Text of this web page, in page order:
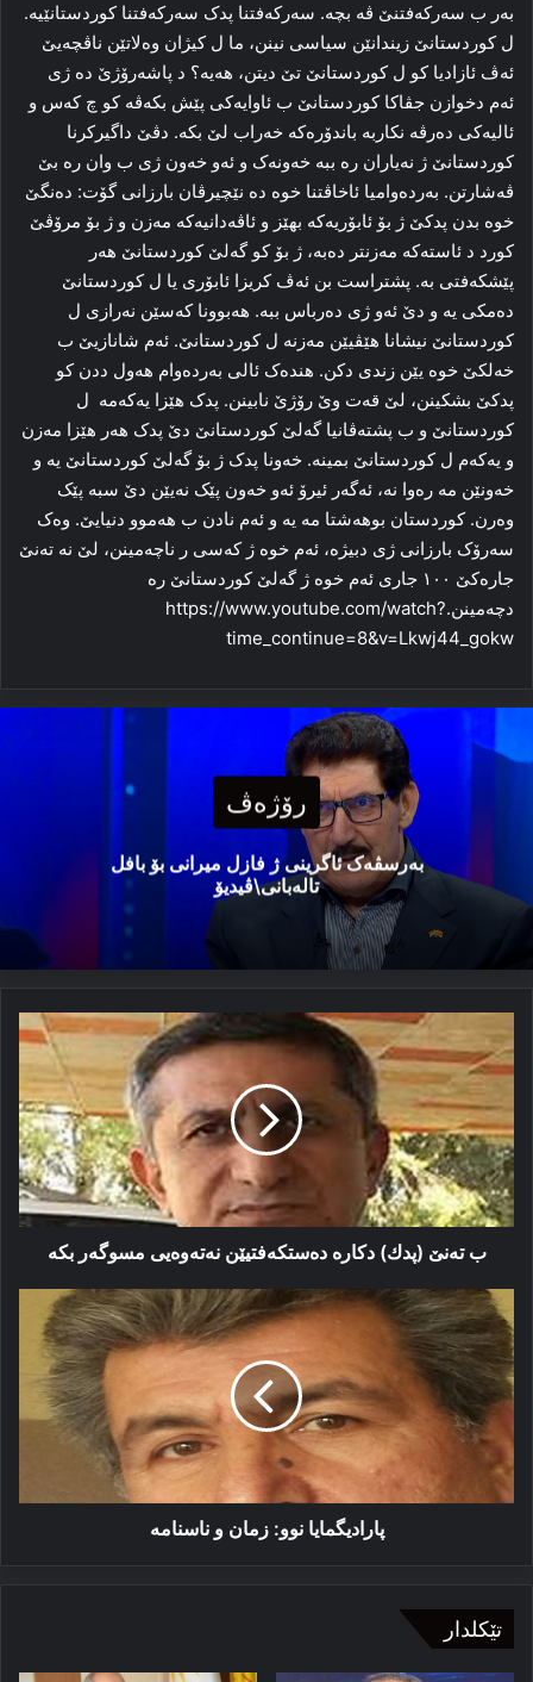
به‌ر ب سه‌رکه‌فتنێ ڤه‌ بچه‌. سه‌رکه‌فتنا پدک سه‌رکه‌فتنا کوردستانێیه‌.
ل کوردستانێ زیندانێن سیاسی نینن، ما ل کیژان وه‌لاتێن ناڤچه‌یێ
ئه‌ڤ ئازادیا کو ل کوردستانێ تێ دیتن، هه‌یه‌؟ د پاشه‌رۆژێ ده‌ ژی
ئه‌م دخوازن جڤاکا کوردستانێ ب ئاوایه‌کی پێش بکه‌ڤه‌ کو چ که‌س و
ئالیه‌کی ده‌رڤه‌ نکاربه‌ باندۆره‌که‌ خه‌راب لێ بکه‌. دڤێ داگیرکرنا
کوردستانێ ژ نه‌یاران رە ببه‌ خه‌ونه‌ک و ئه‌و خه‌ون ژی ب وان رە بێ
ڤه‌شارتن. به‌رده‌وامیا ئاخاڤتنا خوه‌ ده‌ نێچیرڤان بارزانی گۆت: ده‌نگێ
خوه‌ بدن پدکێ ژ بۆ ئابۆریه‌که‌ بهێز و ئاڤه‌دانیه‌که‌ مه‌زن و ژ بۆ مرۆڤێ
کورد د ئاسته‌که‌ مه‌زنتر ده‌به‌، ژ بۆ کو گه‌لێ کوردستانێ هه‌ر
پێشکه‌فتی به‌. پشتراست بن ئه‌ڤ کریزا ئابۆری یا ل کوردستانێ
ده‌مکی یه‌ و دێ ئه‌و ژی ده‌رباس ببه‌. هه‌بوونا که‌سێن نه‌رازی ل
کوردستانێ نیشانا هێڤیێن مه‌زنه‌ ل کوردستانێ. ئه‌م شانازیێ ب
خه‌لکێ خوه‌ یێن زندی دکن. هنده‌ک ئالی به‌رده‌وام هه‌ول ددن کو
پدکێ بشکینن، لێ قه‌ت وێ رۆژێ نابینن. پدک هێزا یه‌که‌مە ‌ ل
کوردستانێ و ب پشته‌ڤانیا گه‌لێ کوردستانێ دێ پدک هه‌ر هێزا مه‌زن
و یه‌کەم ل کوردستانێ بمینه‌. خه‌ونا پدک ژ بۆ گه‌لێ کوردستانێ یه‌ و
خه‌ونێن مه‌ رەوا نه‌، ئه‌گه‌ر ئیرۆ ئه‌و خه‌ون پێک نه‌یێن دێ سبه‌ پێک
وه‌رن. کوردستان بوهه‌شتا مه‌ یه‌ و ئه‌م نادن ب هه‌موو دنیایێ. وه‌ک
سه‌رۆک بارزانی ژی دبیژه‌، ئه‌م خوه‌ ژ که‌سی ر ناچه‌مینن، لێ نه‌ ته‌نێ
جاره‌کێ ١٠٠ جاری ئه‌م خوه‌ ژ گه‌لێ کوردستانێ رە
دچەمینن.https://www.youtube.com/watch?
time_continue=8&v=Lkwj44_gokw
رۆژەڤ
بەرسڤەک ئاگرینی ژ فازل میرانی بۆ بافل
تالەبانی\ڤیدیۆ
تەنێ
(پدك)
دكارە
دەستكەفتیێن
نەتەوەیی
مسوگەر
بكە
ب تەنێ (پدك) دكارە دەستكەفتیێن نەتەوەیی مسوگەر بكە
پارادیگمایا
نوو:
زمان
و
ناسنامە
پارادیگمایا نوو: زمان و ناسنامە
تێکلدار